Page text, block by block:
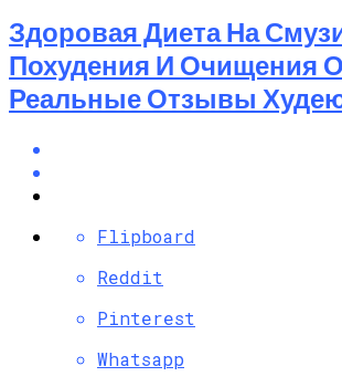
Здоровая Диета На
Похудения И Очищения
Реальные Отзывы
Flipboard
Reddit
Pinterest
Whatsapp